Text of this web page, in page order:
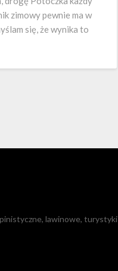
zimowy pewnie ma w
się, że wynika to
lawinowe, turystyki